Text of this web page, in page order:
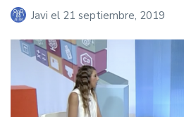
Javi el 21 septiembre, 2019